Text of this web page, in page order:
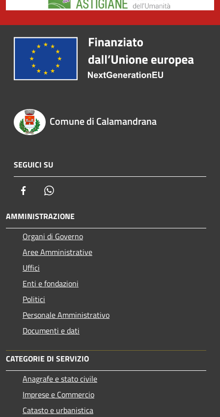
Comune di Calamandrana
SEGUICI SU
Facebook
AMMINISTRAZIONE
Organi di Governo
Aree Amministrative
Uffici
Enti e fondazioni
Politici
Personale Amministrativo
Documenti e dati
CATEGORIE DI SERVIZIO
Anagrafe e stato civile
Imprese e Commercio
Catasto e urbanistica